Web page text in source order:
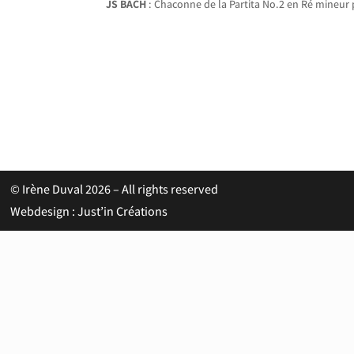
JS BACH : Chaconne de la Partita No.2 en Ré
© Irène Duval 2026 – All rights reserved
Webdesign : Just’in Créations